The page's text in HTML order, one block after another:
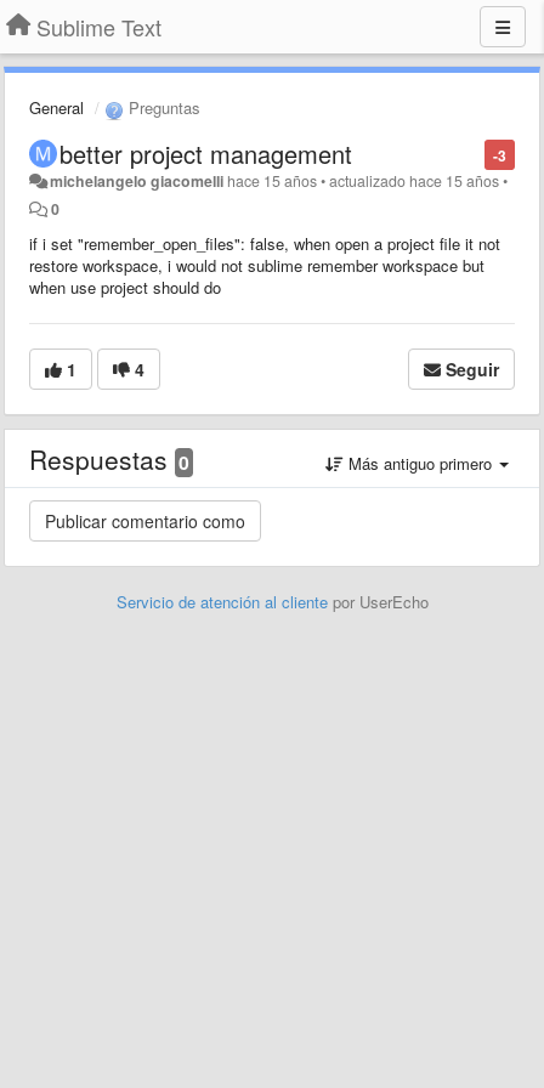
Sublime Text
General Preguntas
-3
better project management
michelangelo giacomelli hace 15 años•actualizado hace 15 años•
0
if i set "remember_open_files": false, when open a project file it not
restore workspace, i would not sublime remember workspace but
when use project should do
1 4 Seguir
Respuestas 0 Más antiguo primero
Servicio de atención al cliente por UserEcho